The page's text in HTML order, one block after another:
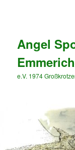
Angel
e.V. 1974